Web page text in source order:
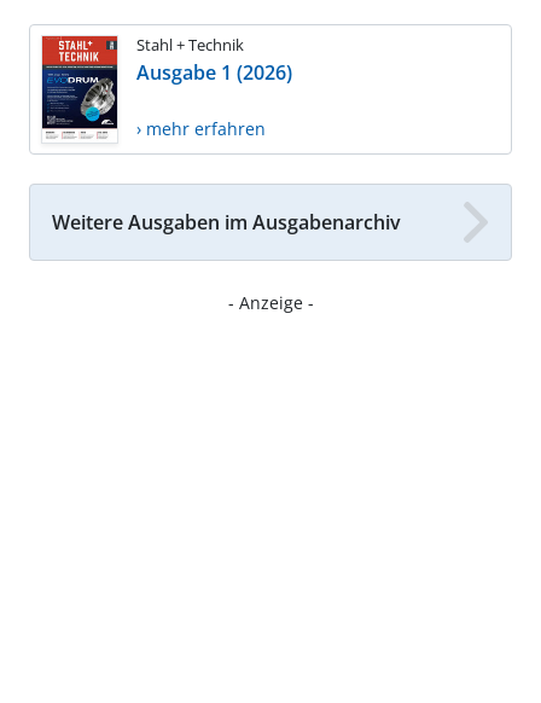
Stahl + Technik
Ausgabe 1 (2026)
› mehr erfahren
Weitere Ausgaben im Ausgabenarchiv
- Anzeige -